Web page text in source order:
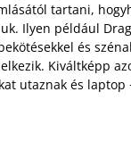
tartani,
Ilyen például
és
Kiváltképp
utaznak és laptop